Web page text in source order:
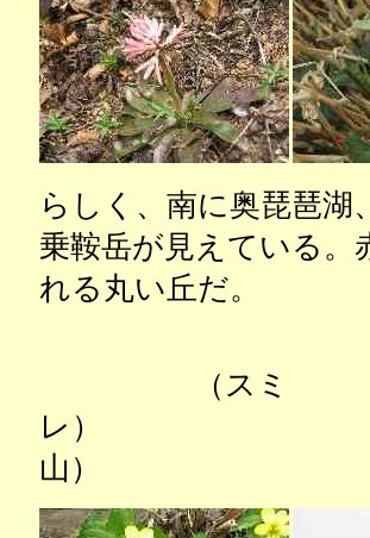
らしく、南に奥琵琶湖
乗鞍岳が見えている。
れる丸い丘だ。
（スミ
レ）
山） （赤